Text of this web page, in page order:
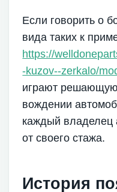
Если говорить о
вида таких к
https://
-kuzov--zerkalo/
играют
вождении
каждый владелец
от своего стажа.
История